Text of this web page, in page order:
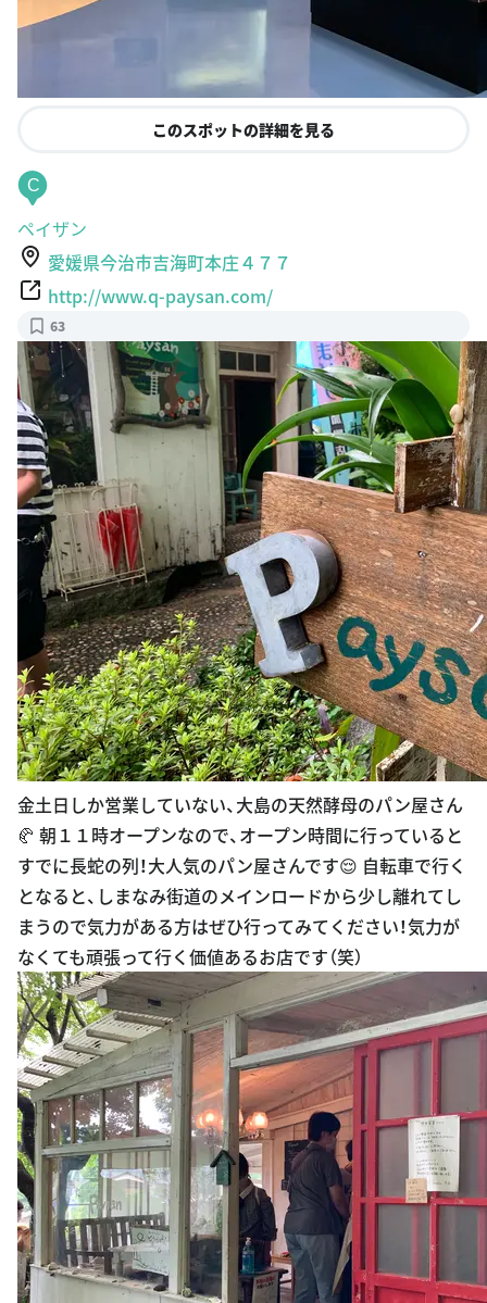
このスポットの詳細を見る
C
ペイザン
愛媛県今治市吉海町本庄４７７
http://www.q-paysan.com/
63
金土日しか営業していない、大島の天然酵母のパン屋さん
🥐 朝１１時オープンなので、オープン時間に行っていると
すでに長蛇の列！大人気のパン屋さんです😌 自転車で行く
となると、しまなみ街道のメインロードから少し離れてし
まうので気力がある方はぜひ行ってみてください！気力が
なくても頑張って行く価値あるお店です（笑）